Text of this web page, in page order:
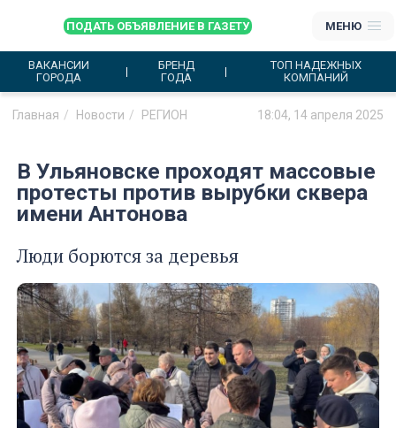
ПОДАТЬ ОБЪЯВЛЕНИЕ В ГАЗЕТУ МЕНЮ
ВАКАНСИИ
ГОРОДА
БРЕНД
ГОДА
ТОП НАДЕЖНЫХ
КОМПАНИЙ
Главная Новости РЕГИОН 18:04, 14 апреля 2025
В Ульяновске проходят массовые
протесты против вырубки сквера
имени Антонова
Люди борются за деревья